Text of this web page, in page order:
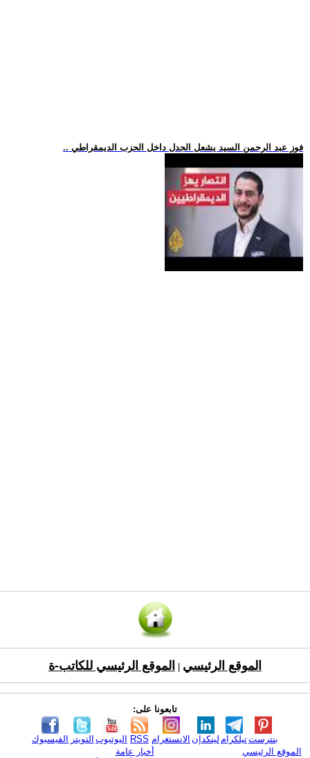
.. فوز عبد الرحمن السيد يشعل الجدل داخل الحزب الديمقراطي
الموقع الرئيسي الموقع الرئيسي للكاتب-ة
تابعونا على:
الفيسبوك التويتر اليوتيوب RSS الانستغرام لينكدإن تيلكرامبنترست
الموقع الرئيسي
أخبار عامة